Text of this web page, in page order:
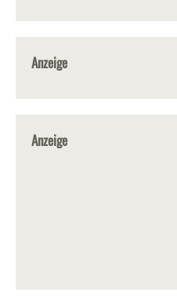
Anzeige
Anzeige